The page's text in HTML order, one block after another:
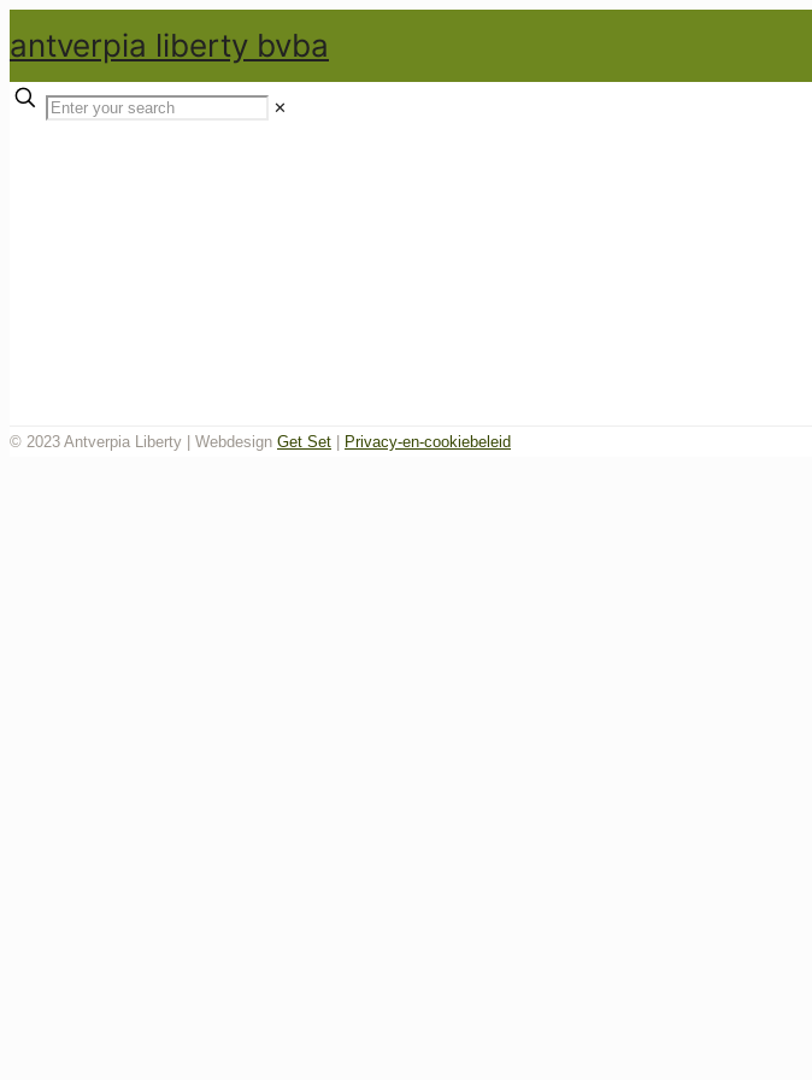
antverpia liberty bvba
✕
© 2023 Antverpia Liberty | Webdesign Get Set Privacy-en-cookiebeleid